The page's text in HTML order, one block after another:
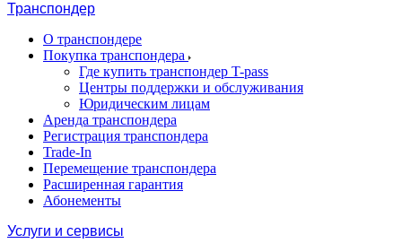
Транспондер
О транспондере
Покупка транспондера
Где купить транспондер T-pass
Центры поддержки и обслуживания
Юридическим лицам
Аренда транспондера
Регистрация транспондера
Trade-In
Перемещение транспондера
Расширенная гарантия
Абонементы
Услуги и сервисы